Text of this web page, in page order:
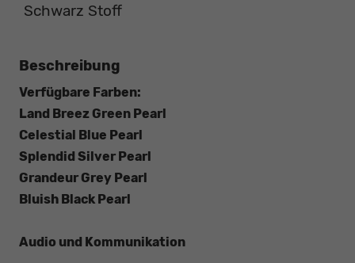
Schwarz Stoff
Beschreibung
Verfügbare Farben:
Land Breez Green Pearl
Celestial Blue Pearl
Splendid Silver Pearl
Grandeur Grey Pearl
Bluish Black Pearl
Audio und Kommunikation